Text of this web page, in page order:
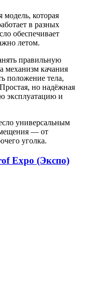
которая
в разных
обеспечивает
летом.
правильную
механизм качания
положение тела,
но надёжная
эксплуатацию и
универсальным
— от
уголка.
Expo (Экспо)